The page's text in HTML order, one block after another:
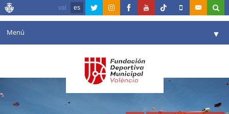
val es
Menú ▼
Agenda
Instalaciones ▼